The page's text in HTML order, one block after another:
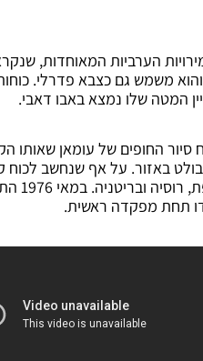
הערביות המאוחדות,
משמש גם כצבא פדרלי.
המטה שלו נמצא באבו דאבי.
באזור. על אף שנחשב לכוח
תחת מפקדה ראשית.